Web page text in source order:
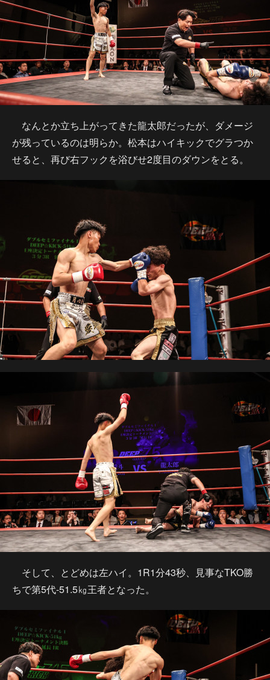
なんとか立ち上がってきた龍太郎だったが、ダメージ
が残っているのは明らか。松本はハイキックでグラつか
せると、再び右フックを浴びせ2度目のダウンをとる。
そして、とどめは左ハイ。1R1分43秒、見事なTKO勝
ちで第5代-51.5㎏王者となった。